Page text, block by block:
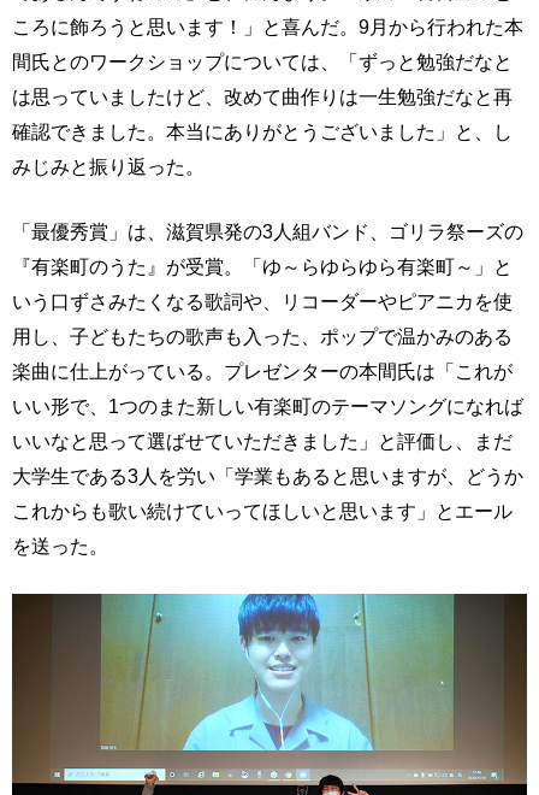
ころに飾ろうと思います！」と喜んだ。9月から行われた本
間氏とのワークショップについては、「ずっと勉強だなと
は思っていましたけど、改めて曲作りは一生勉強だなと再
確認できました。本当にありがとうございました」と、し
みじみと振り返った。
「最優秀賞」は、滋賀県発の3人組バンド、ゴリラ祭ーズの
『有楽町のうた』が受賞。「ゆ～らゆらゆら有楽町～」と
いう口ずさみたくなる歌詞や、リコーダーやピアニカを使
用し、子どもたちの歌声も入った、ポップで温かみのある
楽曲に仕上がっている。プレゼンターの本間氏は「これが
いい形で、1つのまた新しい有楽町のテーマソングになれば
いいなと思って選ばせていただきました」と評価し、まだ
大学生である3人を労い「学業もあると思いますが、どうか
これからも歌い続けていってほしいと思います」とエール
を送った。